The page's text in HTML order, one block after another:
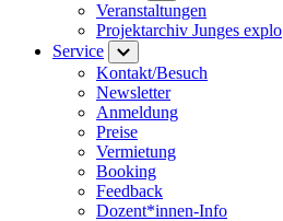
Veranstaltungen
Projektarchiv Junges explo
Service
Kontakt/Besuch
Newsletter
Anmeldung
Preise
Vermietung
Booking
Feedback
Dozent*innen-Info